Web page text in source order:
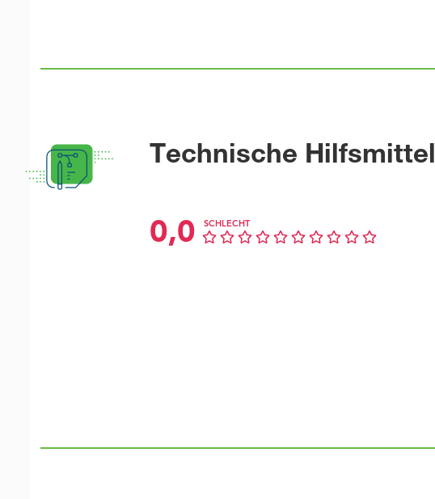
Technische Hilfsmittel
0,0 SCHLECHT